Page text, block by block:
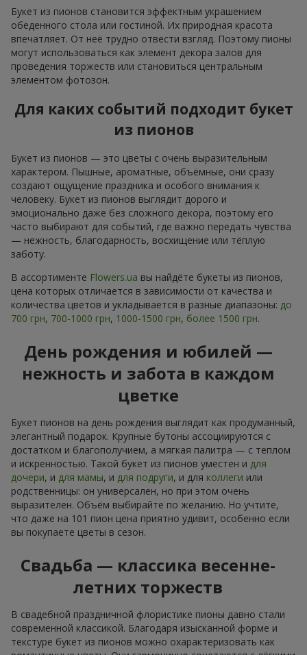
Букет из пионов становится эффектным украшением
обеденного стола или гостиной. Их природная красота
впечатляет. От неё трудно отвести взгляд. Поэтому пионы
могут использоваться как элемент декора залов для
проведения торжеств или становиться центральным
элементом фотозон.
Для каких событий подходит букет
из пионов
Букет из пионов — это цветы с очень выразительным
характером. Пышные, ароматные, объёмные, они сразу
создают ощущение праздника и особого внимания к
человеку. Букет из пионов выглядит дорого и
эмоционально даже без сложного декора, поэтому его
часто выбирают для событий, где важно передать чувства
— нежность, благодарность, восхищение или тёплую
заботу.
В ассортименте Flowers.ua вы найдёте букеты из пионов,
цена которых отличается в зависимости от качества и
количества цветов и укладывается в разные диапазоны: до
700 грн, 700-1000 грн, 1000-1500 грн, более 1500 грн.
День рождения и юбилей —
нежность и забота в каждом
цветке
Букет пионов на день рождения выглядит как продуманный,
элегантный подарок. Крупные бутоны ассоциируются с
достатком и благополучием, а мягкая палитра — с теплом
и искренностью. Такой букет из пионов уместен и для
дочери, и для мамы, и для подруги, и для коллеги или
родственницы: он универсален, но при этом очень
выразителен. Объём выбирайте по желанию. Но учтите,
что даже на 101 пион цена приятно удивит, особенно если
вы покупаете цветы в сезон.
Свадьба — классика весенне-
летних торжеств
В свадебной праздничной флористике пионы давно стали
современной классикой. Благодаря изысканной форме и
текстуре букет из пионов можно охарактеризовать как